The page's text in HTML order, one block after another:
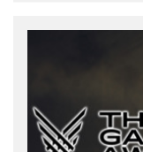
doterivanju
FromSoftware,